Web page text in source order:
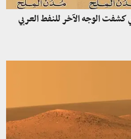
كشفت الوجه الآخر للنفط العربي